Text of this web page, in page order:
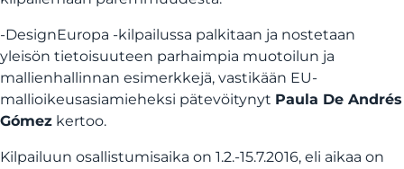
-DesignEuropa -kilpailussa palkitaan ja nostetaan
yleisön tietoisuuteen parhaimpia muotoilun ja
mallienhallinnan esimerkkejä, vastikään EU-
mallioikeusasiamieheksi pätevöitynyt Paula De Andrés
Gómez kertoo.
Kilpailuun osallistumisaika on 1.2.-15.7.2016, eli aikaa on